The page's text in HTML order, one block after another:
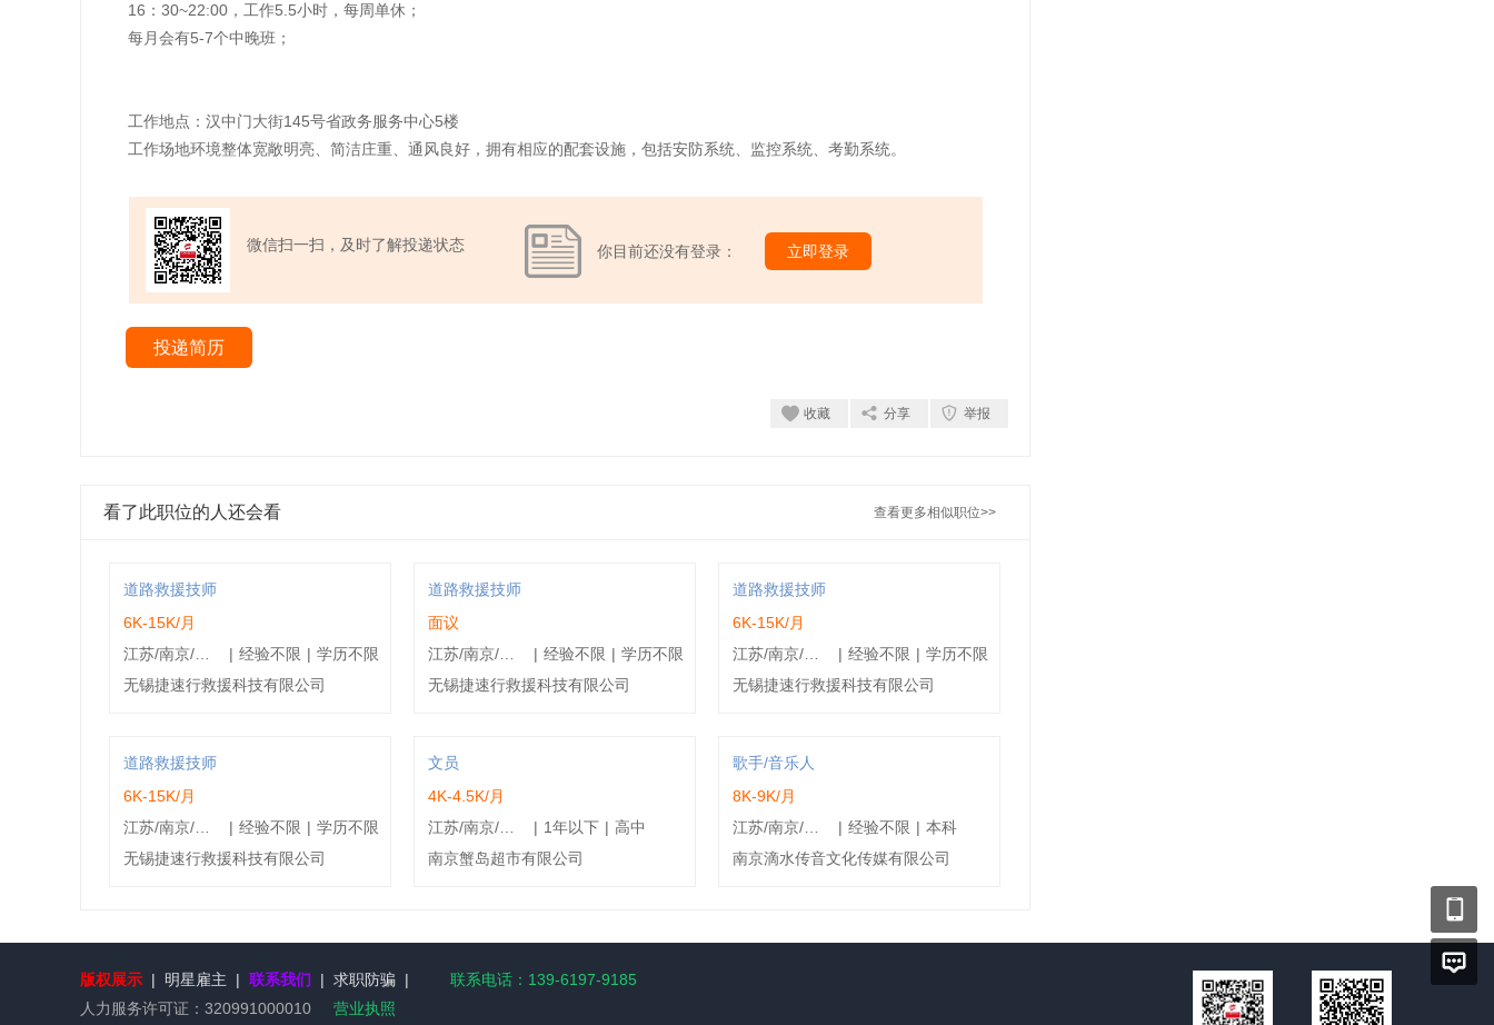
16：30~22:00，工作5.5小时，每周单休；
每月会有5-7个中晚班；
工作地点：汉中门大街145号省政务服务中心5楼
工作场地环境整体宽敞明亮、简洁庄重、通风良好，拥有相应的配套设施，包括安防系统、监控系统、考勤系统。
微信扫一扫，及时了解投递状态 你目前还没有登录： 立即登录
投递简历
收藏 分享 举报
看了此职位的人还会看 查看更多相似职位>>
道路救援技师
6K-15K/月
| 经验不限 | 学历不限
无锡捷速行救援科技有限公司
道路救援技师
面议
| 经验不限 | 学历不限
无锡捷速行救援科技有限公司
道路救援技师
6K-15K/月
| 经验不限 | 学历不限
无锡捷速行救援科技有限公司
道路救援技师
6K-15K/月
| 经验不限 | 学历不限
无锡捷速行救援科技有限公司
文员
4K-4.5K/月
| 1年以下 | 高中
南京蟹岛超市有限公司
歌手/音乐人
8K-9K/月
| 经验不限 | 本科
南京滴水传音文化传媒有限公司
版权展示 | 明星雇主 | 联系我们 | 求职防骗 |
联系电话：139-6197-9185
人力服务许可证： 320991000010 营业执照